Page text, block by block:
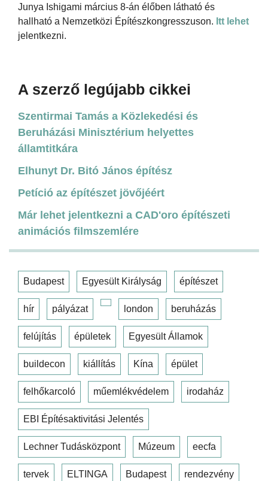
Junya Ishigami március 8-án élőben látható és
hallható a Nemzetközi Építészkongresszuson. Itt lehet
jelentkezni.
A szerző legújabb cikkei
Szentirmai Tamás a Közlekedési és
Beruházási Minisztérium helyettes
államtitkára
Elhunyt Dr. Bitó János építész
Petíció az építészet jövőjéért
Már lehet jelentkezni a CAD'oro építészeti
animációs filmszemlére
Budapest Egyesült Királyság építészet
hír pályázat london beruházás
felújítás épületek Egyesült Államok
buildecon kiállítás Kína épület
felhőkarcoló műemlékvédelem irodaház
EBI Építésaktivitási Jelentés
Lechner Tudásközpont Múzeum eecfa
tervek ELTINGA Budapest rendezvény